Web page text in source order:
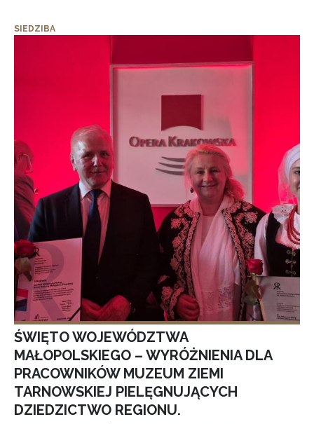
SIEDZIBA
ŚWIĘTO WOJEWÓDZTWA
MAŁOPOLSKIEGO – WYRÓŻNIENIA DLA
PRACOWNIKÓW MUZEUM ZIEMI
TARNOWSKIEJ PIELĘGNUJĄCYCH
DZIEDZICTWO REGIONU.